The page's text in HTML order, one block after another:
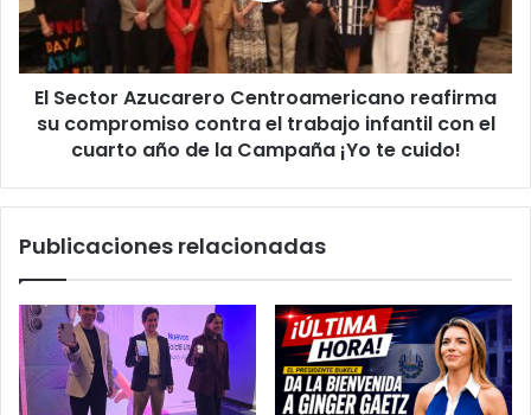
compromiso
contra
el
trabajo
infantil
cuarto
de
¡Yo
te
cuido!
El Sector Azucarero Centroamericano reafirma
su compromiso contra el trabajo infantil con el
cuarto año de la Campaña ¡Yo te cuido!
Publicaciones relacionadas